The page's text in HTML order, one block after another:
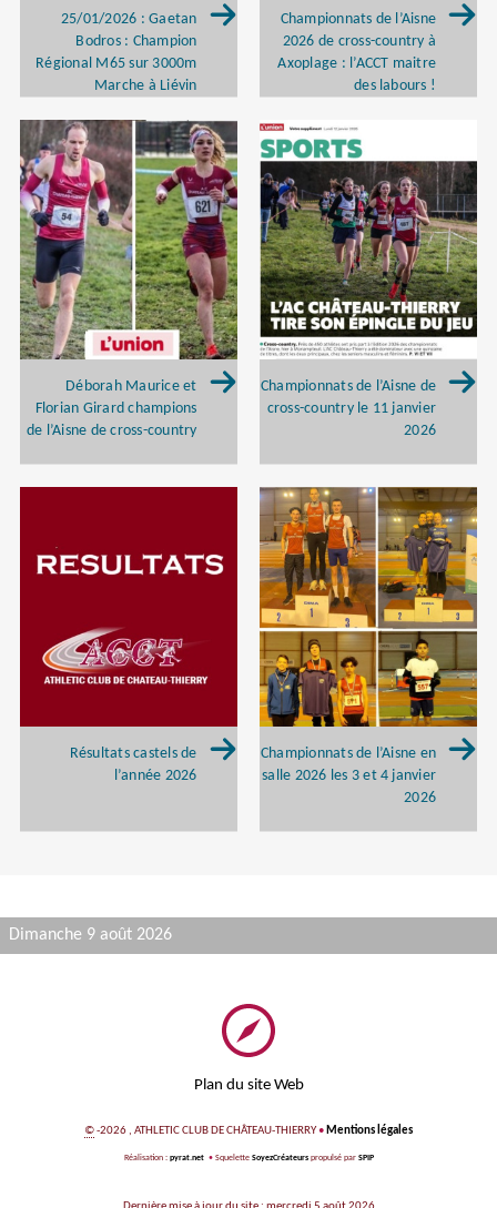
25/01/2026 : Gaetan
Bodros : Champion
Régional M65 sur 3000m
Marche à Liévin
Championnats de l’Aisne
2026 de cross-country à
Axoplage : l’ACCT maitre
des labours !
Déborah Maurice et
Florian Girard champions
de l’Aisne de cross-country
Championnats de l’Aisne de
cross-country le 11 janvier
2026
Résultats castels de
l’année 2026
Championnats de l’Aisne en
salle 2026 les 3 et 4 janvier
2026
Dimanche 9 août 2026
Plan du site Web
©-2026 , ATHLETIC CLUB DE CHÂTEAU-THIERRY•Mentions légales
Réalisation : pyrat.net •Squelette SoyezCréateurspropulsé par SPIP